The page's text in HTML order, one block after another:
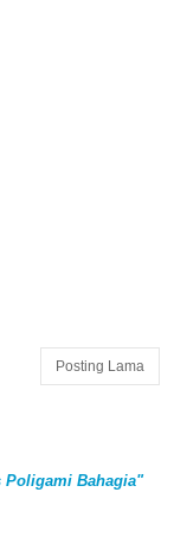
Posting Lama
Poligami Bahagia"